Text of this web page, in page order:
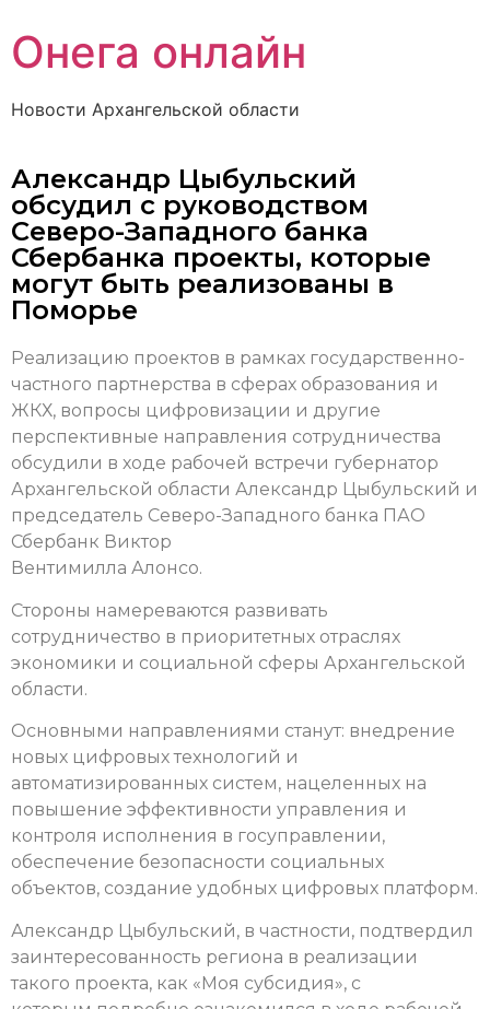
Онега онлайн
Новости Архангельской области
Александр Цыбульский
обсудил с руководством
Северо-Западного банка
Сбербанка проекты, которые
могут быть реализованы в
Поморье
Реализацию проектов в рамках государственно-
частного партнерства в сферах образования и
ЖКХ, вопросы цифровизации и другие
перспективные направления сотрудничества
обсудили в ходе рабочей встречи губернатор
Архангельской области Александр Цыбульский и
председатель Северо-Западного банка ПАО
Сбербанк Виктор
Вентимилла Алонсо.
Стороны намереваются развивать
сотрудничество в приоритетных отраслях
экономики и социальной сферы Архангельской
области.
Основными направлениями станут: внедрение
новых цифровых технологий и
автоматизированных систем, нацеленных на
повышение эффективности управления и
контроля исполнения в госуправлении,
обеспечение безопасности социальных
объектов, создание удобных цифровых платформ.
Александр Цыбульский, в частности, подтвердил
заинтересованность региона в реализации
такого проекта, как «Моя субсидия», с